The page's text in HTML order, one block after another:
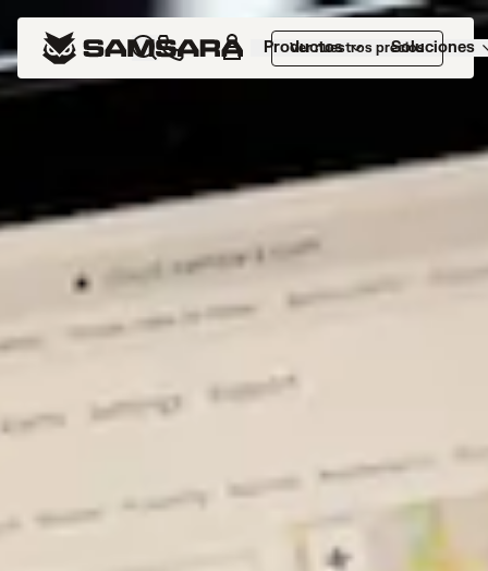
Productos Soluciones
Ver nuestros precios